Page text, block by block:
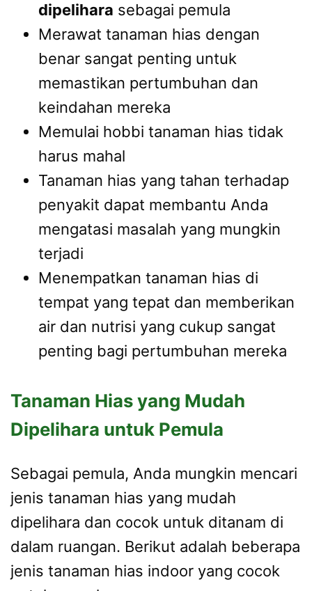
dipelihara sebagai pemula
Merawat tanaman hias dengan
benar sangat penting untuk
memastikan pertumbuhan dan
keindahan mereka
Memulai hobbi tanaman hias tidak
harus mahal
Tanaman hias yang tahan terhadap
penyakit dapat membantu Anda
mengatasi masalah yang mungkin
terjadi
Menempatkan tanaman hias di
tempat yang tepat dan memberikan
air dan nutrisi yang cukup sangat
penting bagi pertumbuhan mereka
Tanaman Hias yang Mudah
Dipelihara untuk Pemula
Sebagai pemula, Anda mungkin mencari
jenis tanaman hias yang mudah
dipelihara dan cocok untuk ditanam di
dalam ruangan. Berikut adalah beberapa
jenis tanaman hias indoor yang cocok